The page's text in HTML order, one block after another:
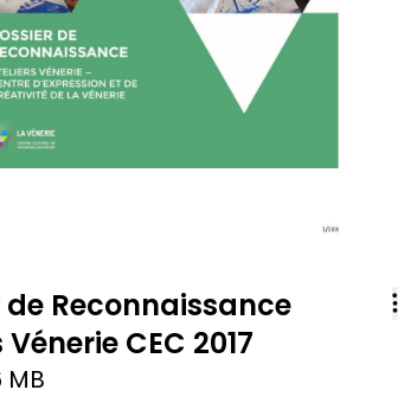
de Reconnaissance
CEC 2017
MB